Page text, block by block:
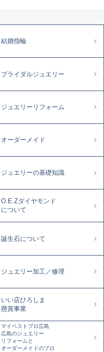
結婚指輪
ブライダルジュエリー
ジュエリーリフォーム
オーダーメイド
ジュエリーの基礎知識
O.E.Zダイヤモンド
について
誕生石について
ジュエリー加工／修理
いい店ひろしま
懸賞事業
マイベストプロ広島
広島のジュエリー
リフォームと
オーダーメイドのプロ